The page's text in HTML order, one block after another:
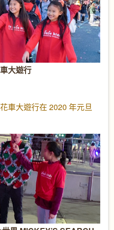
大遊行
車大遊行在 2020 年元旦